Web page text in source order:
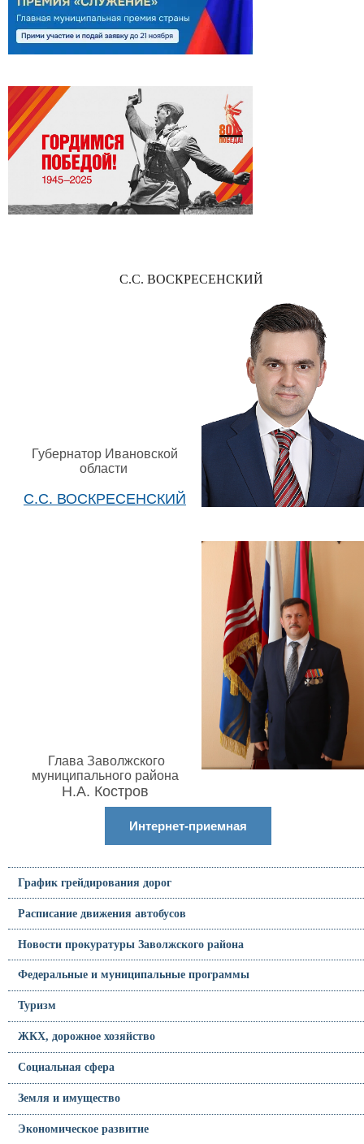
С.С. ВОСКРЕСЕНСКИЙ
Губернатор Ивановской
области
С.С. ВОСКРЕСЕНСКИЙ
Глава Заволжского
муниципального района
Н.А. Костров
Интернет-приемная
График грейдирования дорог
Расписание движения автобусов
Новости прокуратуры Заволжского района
Федеральные и муниципальные программы
Туризм
ЖКХ, дорожное хозяйство
Социальная сфера
Земля и имущество
Экономическое развитие